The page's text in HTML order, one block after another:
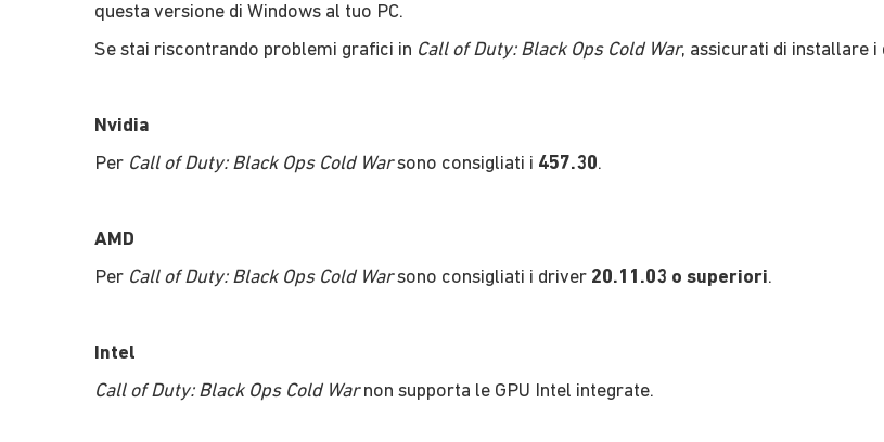
questa versione di Windows al tuo PC.
Se stai riscontrando problemi grafici in Call of Duty: Black Ops Cold War, assicurati di installare
Nvidia
Per Call of Duty: Black Ops Cold Warsono consigliati i 457.30.
AMD
Per Call of Duty: Black Ops Cold Warsono consigliati i driver 20.11.03 o superiori.
Intel
Call of Duty: Black Ops Cold Warnon supporta le GPU Intel integrate.